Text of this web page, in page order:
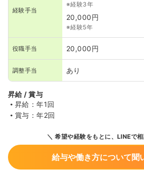
経験手当
※経験3年
20,000円
※経験5年
役職手当 20,000円
調整手当 あり
昇給 / 賞与
昇給：年1回
賞与：年2回
希望や経験をもとに、LINEで
給与や働き方について聞